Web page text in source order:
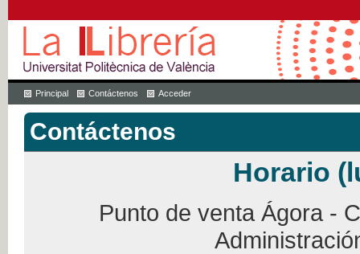
Principal Contáctenos Acceder
Contáctenos
Horario
Punto de venta Ágora -